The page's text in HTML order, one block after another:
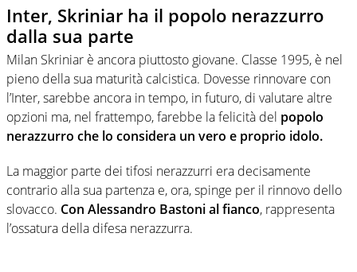
Inter, Skriniar ha il popolo nerazzurro
dalla sua parte
Milan Skriniar è ancora piuttosto giovane. Classe 1995, è nel
pieno della sua maturità calcistica. Dovesse rinnovare con
l’Inter, sarebbe ancora in tempo, in futuro, di valutare altre
opzioni ma, nel frattempo, farebbe la felicità del popolo
nerazzurro che lo considera un vero e proprio idolo.
La maggior parte dei tifosi nerazzurri era decisamente
contrario alla sua partenza e, ora, spinge per il rinnovo dello
slovacco. Con Alessandro Bastoni al fianco, rappresenta
l’ossatura della difesa nerazzurra.